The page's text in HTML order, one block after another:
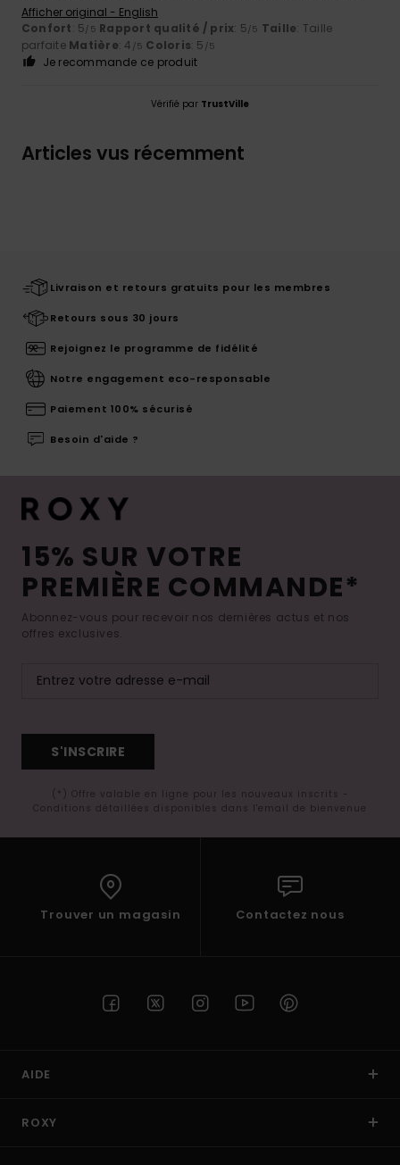
Afficher original - English
Confort: 5/5 Rapport qualité / prix: 5/5 Taille: Taille
parfaite Matière: 4 /5 Coloris: 5 /5
Je recommande ce produit
Vérifié par TrustVille
Articles vus récemment
Livraison et retours gratuits pour les membres
Retours sous 30 jours
Rejoignez le programme de fidélité
Notre engagement eco-responsable
Paiement 100% sécurisé
Besoin d'aide ?
15% SUR VOTRE
PREMIÈRE COMMANDE*
Abonnez-vous pour recevoir nos dernières actus et nos
offres exclusives.
S'INSCRIRE
(*) Offre valable en ligne pour les nouveaux inscrits -
Conditions détaillées disponibles dans l'email de bienvenue
Trouver un magasin Contactez nous
AIDE
ROXY